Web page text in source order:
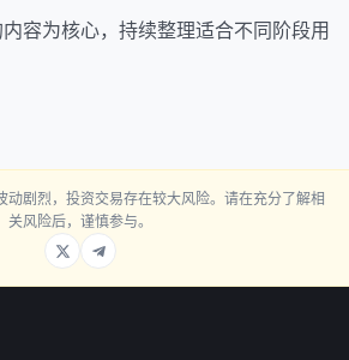
容为核心，持续整理适合不同阶段用
动剧烈，投资交易存在较大风险。请在充分了解相
关风险后，谨慎参与。